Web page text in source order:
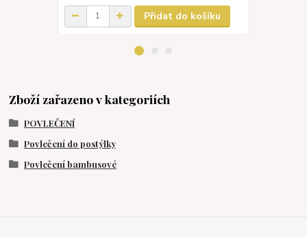
Přidat do košíku
Zboží zařazeno v kategoriích
POVLEČENÍ
Povlečení do postýlky
Povlečení bambusové